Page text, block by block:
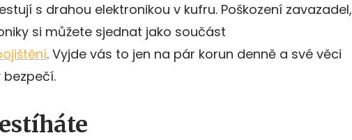
s drahou elektronikou v kufru. Poškození zavazadel,
si můžete sjednat jako součást
. Vyjde vás to jen na pár korun denně a své věci